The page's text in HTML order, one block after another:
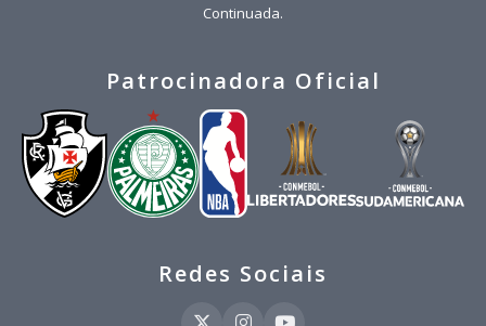
Continuada.
Patrocinadora Oficial
Redes Sociais